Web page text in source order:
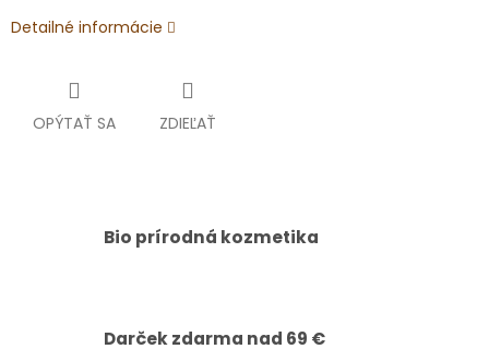
Detailné informácie
OPÝTAŤ SA ZDIEĽAŤ
Bio prírodná kozmetika
Darček zdarma nad 69 €